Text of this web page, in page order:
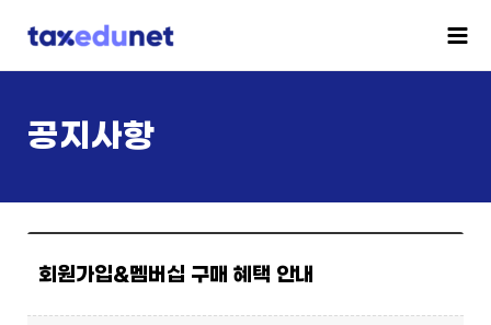
공지사항
회원가입&멤버십 구매 혜택 안내